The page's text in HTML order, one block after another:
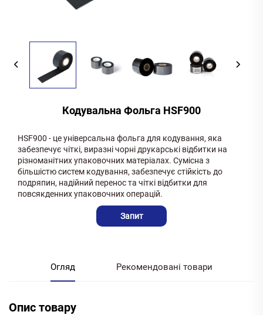
Кодувальна Фольга HSF900
HSF900 - це універсальна фольга для кодування, яка
забезпечує чіткі, виразні чорні друкарські відбитки на
різноманітних упаковочних матеріалах. Сумісна з
більшістю систем кодування, забезпечує стійкість до
подряпин, надійний перенос та чіткі відбитки для
повсякденних упаковочних операцій.
Запит
Огляд Рекомендовані товари
Опис товару